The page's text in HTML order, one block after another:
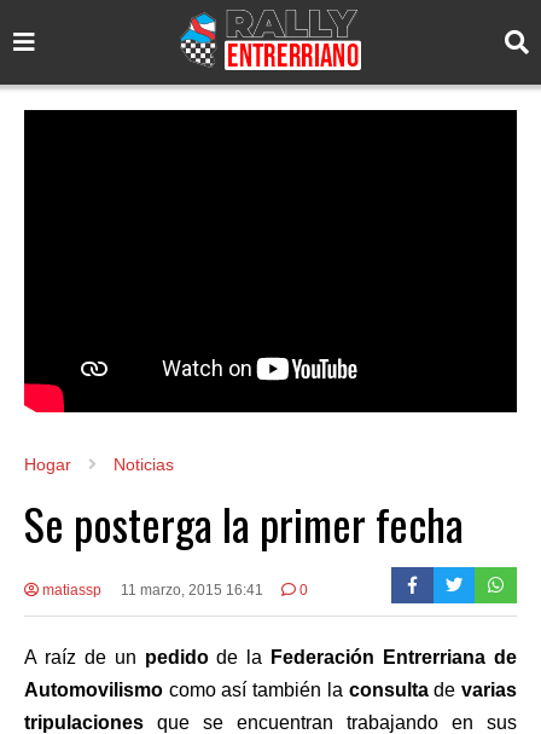
Hogar Noticias
Se posterga la primer fecha
matiassp 11 marzo, 2015 16:41 0
A raíz de un pedidode la
Federación Entrerriana de
Automovilismo como así también la consultadevarias
tripulaciones que se encuentran trabajando en sus